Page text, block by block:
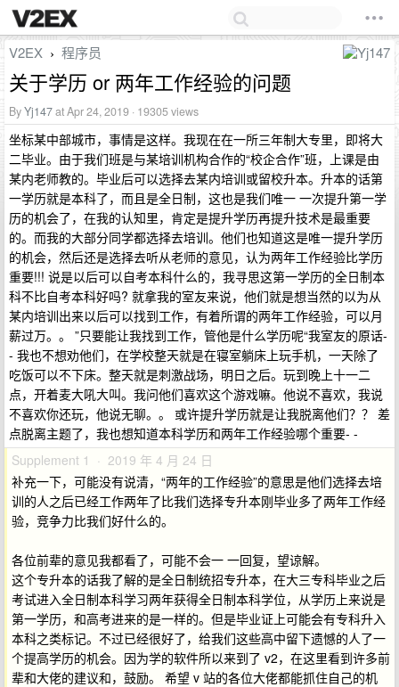
V2EX › 程序员
关于学历 or 两年工作经验的问题
ByYj147at Apr 24, 2019 · 19305 views
坐标某中部城市，事情是这样。我现在在一所三年制大专里，即将大
二毕业。由于我们班是与某培训机构合作的“校企合作”班，上课是由
某内老师教的。毕业后可以选择去某内培训或留校升本。升本的话第
一学历就是本科了，而且是全日制，这也是我们唯一 一次提升第一学
历的机会了，在我的认知里，肯定是提升学历再提升技术是最重要
的。而我的大部分同学都选择去培训。他们也知道这是唯一提升学历
的机会，然后还是选择去听从老师的意见，认为两年工作经验比学历
重要!!! 说是以后可以自考本科什么的，我寻思这第一学历的全日制本
科不比自考本科好吗? 就拿我的室友来说，他们就是想当然的以为从
某内培训出来以后可以找到工作，有着所谓的两年工作经验，可以月
薪过万。。 ”只要能让我找到工作，管他是什么学历呢“我室友的原话-
- 我也不想劝他们，在学校整天就是在寝室躺床上玩手机，一天除了
吃饭可以不下床。整天就是刺激战场，明日之后。玩到晚上十一二
点，开着麦大吼大叫。我问他们喜欢这个游戏嘛。他说不喜欢，我说
不喜欢你还玩，他说无聊。。 或许提升学历就是让我脱离他们？？ 差
点脱离主题了，我也想知道本科学历和两年工作经验哪个重要- -
Supplement 1 · 2019 年 4 月 24 日
补充一下，可能没有说清，“两年的工作经验”的意思是他们选择去培
训的人之后已经工作两年了比我们选择专升本刚毕业多了两年工作经
验，竞争力比我们好什么的。
各位前辈的意见我都看了，可能不会一 一回复，望谅解。
这个专升本的话我了解的是全日制统招专升本，在大三专科毕业之后
考试进入全日制本科学习两年获得全日制本科学位，从学历上来说是
第一学历，和高考进来的是一样的。但是毕业证上可能会有专科升入
本科之类标记。不过已经很好了，给我们这些高中留下遗憾的人了一
个提高学历的机会。因为学的软件所以来到了 v2，在这里看到许多前
辈和大佬的建议和，鼓励。 希望 v 站的各位大佬都能抓住自己的机